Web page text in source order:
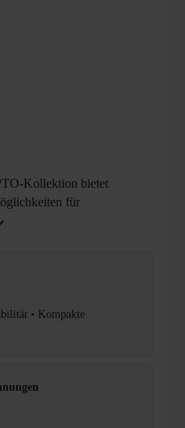
Kollektion bietet
für
• Kompakte